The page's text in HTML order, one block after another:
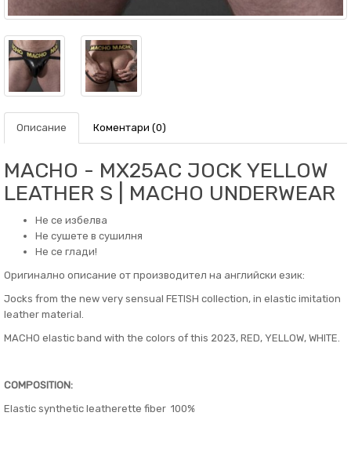
Описание Коментари (0)
MACHO - MX25AC JOCK YELLOW
LEATHER S | MACHO UNDERWEAR
Не се избелва
Не сушете в сушилня
Не се глади!
Оригинално описание от производител на английски език:
Jocks from the new very sensual FETISH collection, in elastic imitation
leather material.
MACHO elastic band with the colors of this 2023, RED, YELLOW, WHITE.
COMPOSITION:
Elastic synthetic leatherette fiber 100%